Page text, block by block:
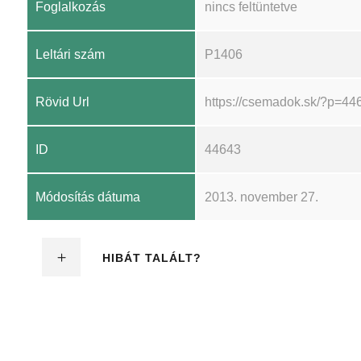
Foglalkozás nincs feltüntetve
Leltári szám P1406
Rövid Url https://csemadok.sk/
ID 44643
Módosítás dátuma 2013. november 27.
HIBÁT TALÁLT?